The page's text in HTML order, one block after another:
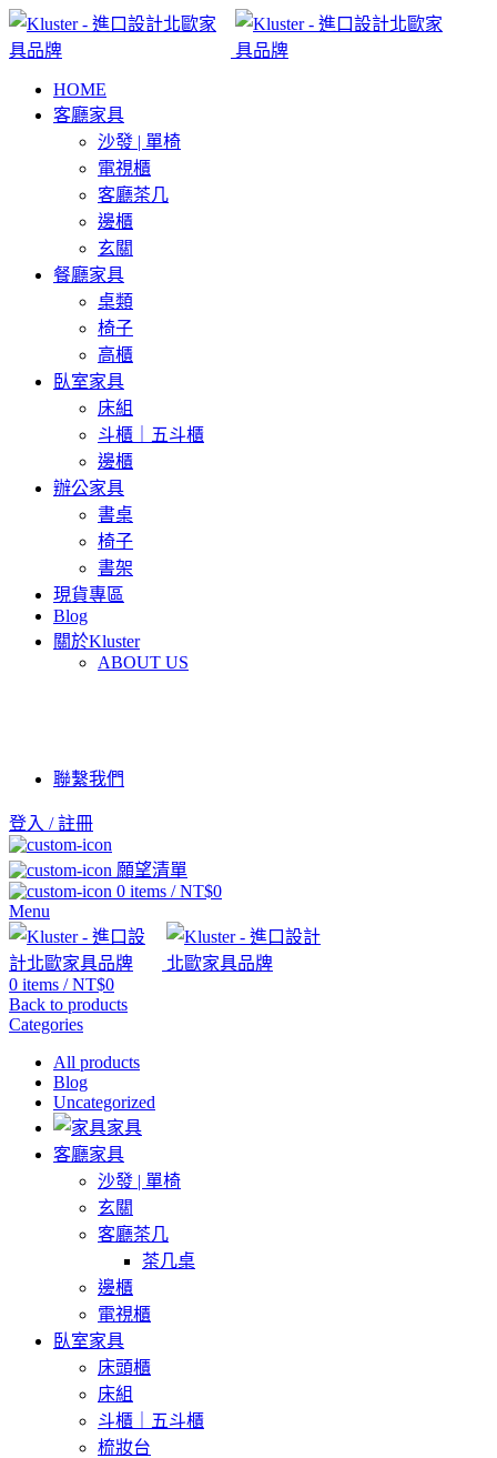
HOME
客廳家具
沙發 | 單椅
電視櫃
客廳茶几
邊櫃
玄關
餐廳家具
桌類
椅子
高櫃
臥室家具
床組
斗櫃｜五斗櫃
邊櫃
辦公家具
書桌
椅子
書架
現貨專區
Blog
關於Kluster
ABOUT US
聯繫我們
登入 / 註冊
願望清單
0 items / NT$0
Menu
0 items / NT$0
Back to products
Categories
All products
Blog
Uncategorized
家具
客廳家具
沙發 | 單椅
玄關
客廳茶几
茶几桌
邊櫃
電視櫃
臥室家具
床頭櫃
床組
斗櫃｜五斗櫃
梳妝台